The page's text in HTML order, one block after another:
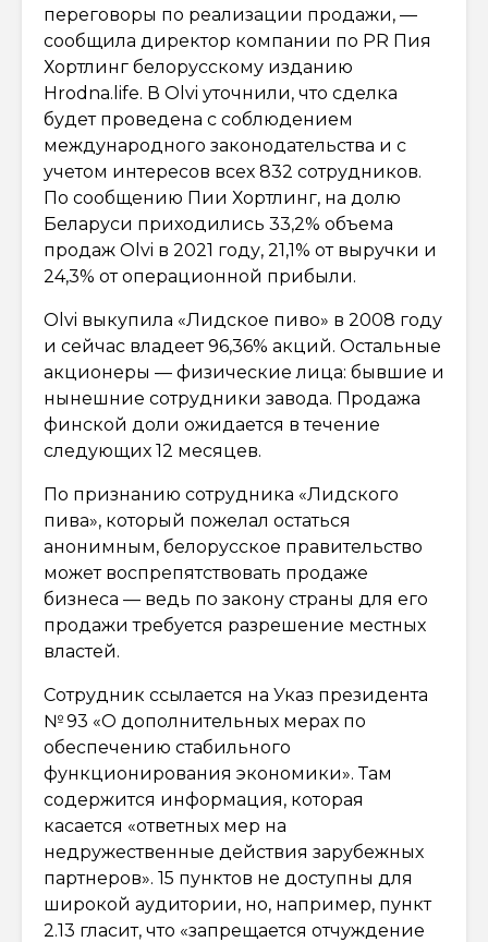
переговоры по реализации продажи, —
сообщила директор компании по PR Пия
Хортлинг белорусскому изданию
Hrodna.life. В Olvi уточнили, что сделка
будет проведена с соблюдением
международного законодательства и с
учетом интересов всех 832 сотрудников.
По сообщению Пии Хортлинг, на долю
Беларуси приходились 33,2% объема
продаж Olvi в 2021 году, 21,1% от выручки и
24,3% от операционной прибыли.
Olvi выкупила «Лидское пиво» в 2008 году
и сейчас владеет 96,36% акций. Остальные
акционеры — физические лица: бывшие и
нынешние сотрудники завода. Продажа
финской доли ожидается в течение
следующих 12 месяцев.
По признанию сотрудника «Лидского
пива», который пожелал остаться
анонимным, белорусское правительство
может воспрепятствовать продаже
бизнеса — ведь по закону страны для его
продажи требуется разрешение местных
властей.
Сотрудник ссылается на Указ президента
№ 93 «О дополнительных мерах по
обеспечению стабильного
функционирования экономики». Там
содержится информация, которая
касается «ответных мер на
недружественные действия зарубежных
партнеров». 15 пунктов не доступны для
широкой аудитории, но, например, пункт
2.13 гласит, что «запрещается отчуждение